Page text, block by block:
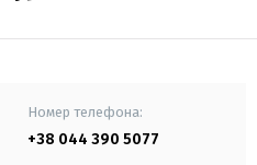
Номер телефона:
+38 044 390 5077